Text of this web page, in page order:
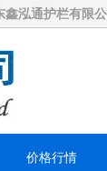
有限公司，公
价格行情